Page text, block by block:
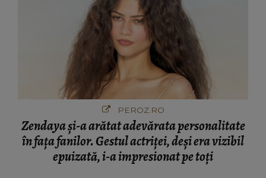
PEROZ.RO
Zendaya și-a arătat adevărata personalitate
în fața fanilor. Gestul actriței, deși era vizibil
epuizată, i-a impresionat pe toți